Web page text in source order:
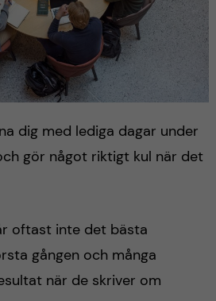
dig med lediga dagar under
gör något riktigt kul när det
oftast inte det bästa
gången och många
när de skriver om